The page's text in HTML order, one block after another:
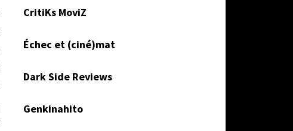
CritiKs MoviZ
Échec et (ciné)mat
Dark Side Reviews
Genkinahito